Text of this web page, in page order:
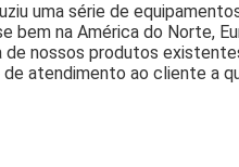
uma série de
bem na América do Norte,
nossos produtos
atendimento ao cliente a